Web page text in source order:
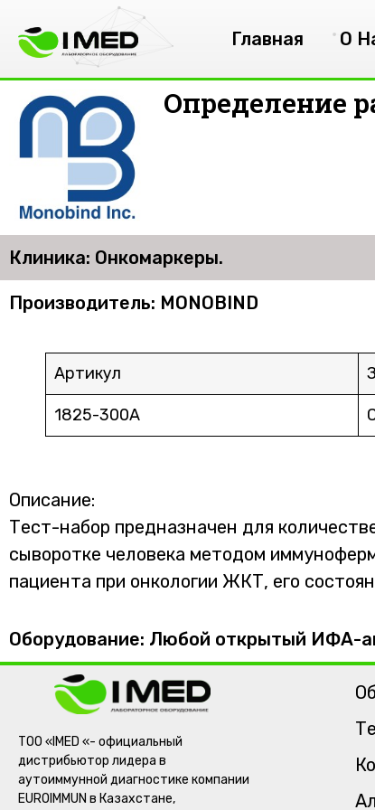
Главная О
Определение
Клиника: Онкомаркеры.
Производитель: MONOBIND
Артикул
1825-300A
Описание:
Тест-набор предназначен для
сыворотке человека методом
пациента при онкологии ЖКТ, его
Оборудование: Любой открытый ИФА-
ТОО «IMED «- официальный
дистрибьютор лидера в
аутоиммунной диагностике компании
EUROIMMUN в Казахстане,